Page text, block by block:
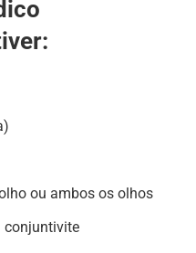
ou ambos os olhos
conjuntivite